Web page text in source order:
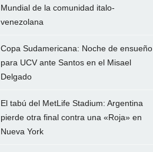
Mundial de la comunidad italo-
venezolana
Copa Sudamericana: Noche de ensueño
para UCV ante Santos en el Misael
Delgado
El tabú del MetLife Stadium: Argentina
pierde otra final contra una «Roja» en
Nueva York